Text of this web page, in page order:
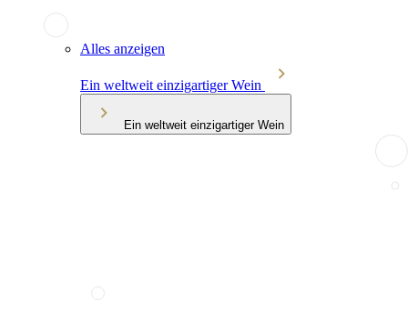
Alles anzeigen
Ein weltweit einzigartiger Wein
Ein weltweit einzigartiger Wein